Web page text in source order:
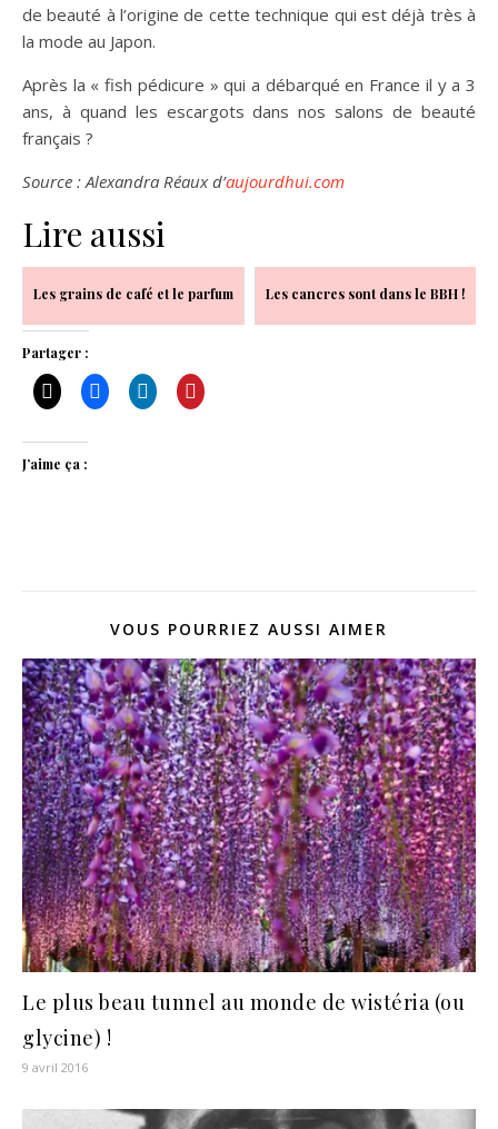
de beauté à l’origine de cette technique qui est déjà très à
la mode au Japon.
Après la « fish pédicure » qui a débarqué en France il y a 3
ans, à quand les escargots dans nos salons de beauté
français ?
Source : Alexandra Réaux d’aujourdhui.com
Lire aussi
Les grains de café et le parfum Les cancres sont dans le BBH !
Partager :
J’aime ça :
VOUS POURRIEZ AUSSI AIMER
Le plus beau tunnel au monde de wistéria (ou
glycine) !
9 avril 2016